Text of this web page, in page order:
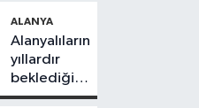
ALANYA
Alanyalıların
yıllardır
beklediği
yol askıdan